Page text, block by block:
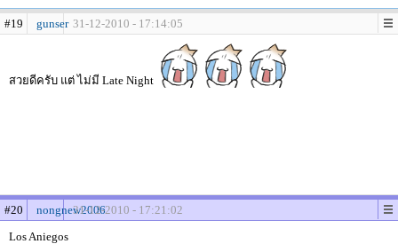
#19 gunser 31-12-2010 - 17:14:05
สวยดีครับ แต่ ไม่มี Late Night
#20 nongnew200631-12-2010 - 17:21:02
Los Aniegos